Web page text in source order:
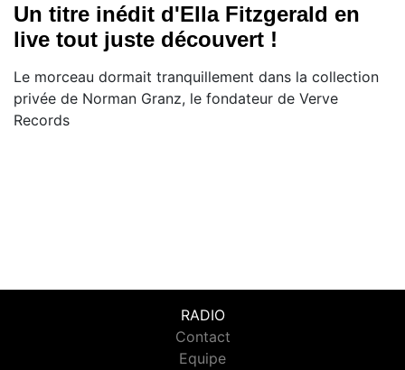
Un titre inédit d'Ella Fitzgerald en
live tout juste découvert !
Le morceau dormait tranquillement dans la collection
privée de Norman Granz, le fondateur de Verve
Records
RADIO
Contact
Equipe